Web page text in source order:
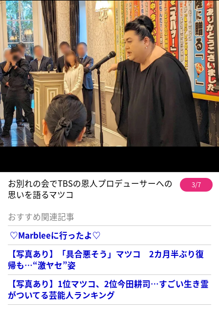
お別れの会でTBSの恩人プロデューサーへの
思いを語るマツコ
3/7
おすすめ関連記事
♡Marbleeに行ったよ♡
【写真あり】「具合悪そう」マツコ 2カ月半ぶり復
帰も…“激ヤセ”姿
【写真あり】1位マツコ、2位今田耕司…すごい生き霊
がついてる芸能人ランキング